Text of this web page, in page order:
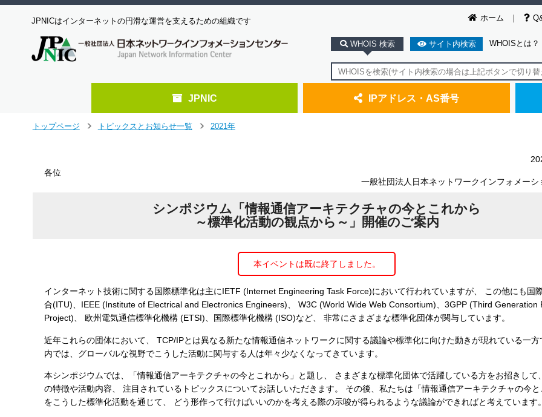
ホーム
JPNICはインターネットの円滑な運営を支えるための組織です
WHOIS 検索 サイト内検索 WHOISとは？
JPNIC IPアドレス・AS番号
トップページ
トピックスとお知らせ一覧
2021年
各位
一般社団法人日本ネットワークインフォメーシ
シンポジウム「情報通信アーキテクチャの今とこれから
～標準化活動の観点から～」開催のご案内
本イベントは既に終了しました。
インターネット技術に関する国際標準化は主にIETF (Internet Engineering Task Force)において行われていますが、 この他にも国
合(ITU)、IEEE (Institute of Electrical and Electronics Engineers)、 W3C (World Wide Web Consortium)、3GPP (Third Generation
Project)、 欧州電気通信標準化機構 (ETSI)、国際標準化機構 (ISO)など、 非常にさまざまな標準化団体が関与しています。
近年これらの団体において、 TCP/IPとは異なる新たな情報通信ネットワークに関する議論や標準化に向けた動きが現れている一方
内では、グローバルな視野でこうした活動に関与する人は年々少なくなってきています。
本シンポジウムでは、「情報通信アーキテクチャの今とこれから」と題し、 さまざまな標準化団体で活躍している方をお招きして
の特徴や活動内容、 注目されているトピックスについてお話しいただきます。 その後、私たちは「情報通信アーキテクチャの今
をこうした標準化活動を通じて、 どう形作って行けばいいのかを考える際の示唆が得られるような議論ができればと考えています